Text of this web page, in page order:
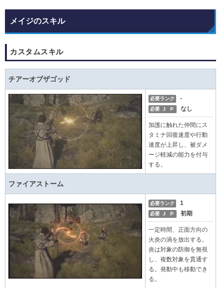
メイジのスキル
カスタムスキル
チアーオブザゴッド
必要ランク -
必要 J P なし
加護に触れた仲間にス
タミナ回復速度や行動
速度が上昇し、被ダメ
ージ軽減の能力を付与
する。
ファイアストーム
必要ランク 1
必要 J P 初期
一定時間、正面方向の
火炎の渦を放出する。
炎は対象の防御を無視
し、複数対象を貫通す
る。発動中も移動でき
る。